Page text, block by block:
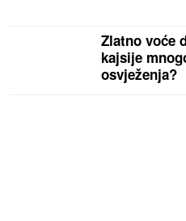
Zlatno voće
kajsije
osvježenja?